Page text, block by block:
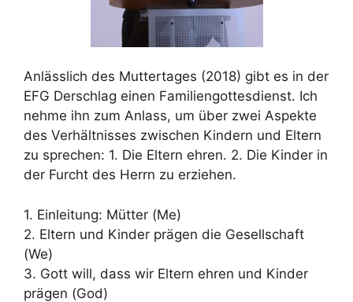
Anlässlich des Muttertages (2018) gibt es in der
EFG Derschlag einen Familiengottesdienst. Ich
nehme ihn zum Anlass, um über zwei Aspekte
des Verhältnisses zwischen Kindern und Eltern
zu sprechen: 1. Die Eltern ehren. 2. Die Kinder in
der Furcht des Herrn zu erziehen.
1. Einleitung: Mütter (Me)
2. Eltern und Kinder prägen die Gesellschaft
(We)
3. Gott will, dass wir Eltern ehren und Kinder
prägen (God)